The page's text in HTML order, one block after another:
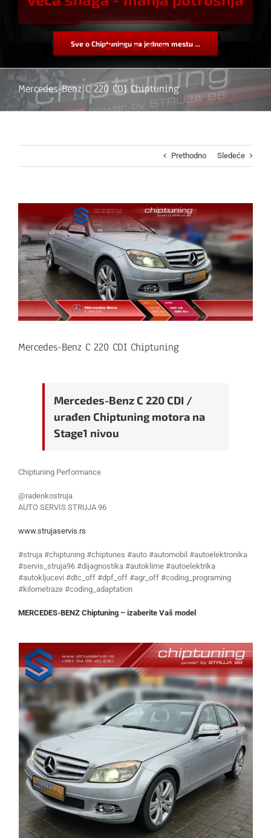
Sve o Chiptuningu na jednom mestu ...
Mercedes-Benz C 220 CDI Chiptuning
Prethodno Sledeće
Mercedes-Benz C 220 CDI Chiptuning
Mercedes-Benz C 220 CDI /
urađen Chiptuning motora na
Stage1 nivou
Chiptuning Performance
@radenkostruja
AUTO SERVIS STRUJA 96
www.strujaservis.rs
#struja #chiptuning #chiptunes #auto #automobil #autoelektronika
#servis_struja96 #dijagnostika #autoklime #autoelektrika
#autokljucevi #dtc_off #dpf_off #agr_off #coding_programing
#kilometraze #coding_adaptation
MERCEDES-BENZ Chiptuning – izaberite Vaš model